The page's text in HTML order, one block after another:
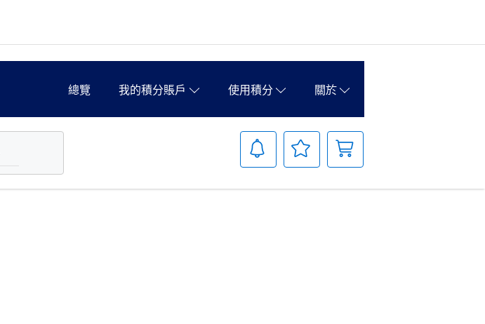
總覽 我的積分賬戶 使用積分 關於
通
您
願
物車